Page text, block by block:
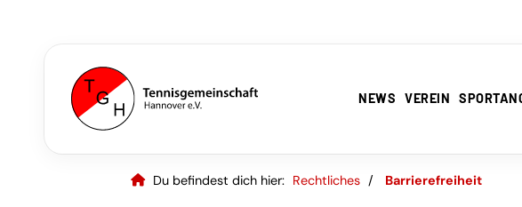
NEWS VEREIN
Du befindest dich hier: Rechtliches Barrierefreiheit